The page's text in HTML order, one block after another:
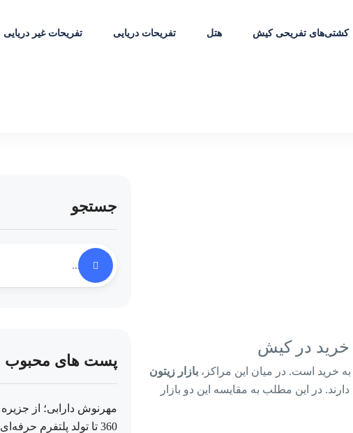
کشتی‌های تفریحی کیش هتل تفریحات دریایی تفریحات غیر دریایی
خرید در کیش
خرید است. در میان این مراکز، بازار زیتون
در این مطلب به مقایسه این دو بازار
جستجو
پست های محبوب
مهرنوش دارابی؛ از جزیره
360 تا تولد پلتفرم حرفه‌ای